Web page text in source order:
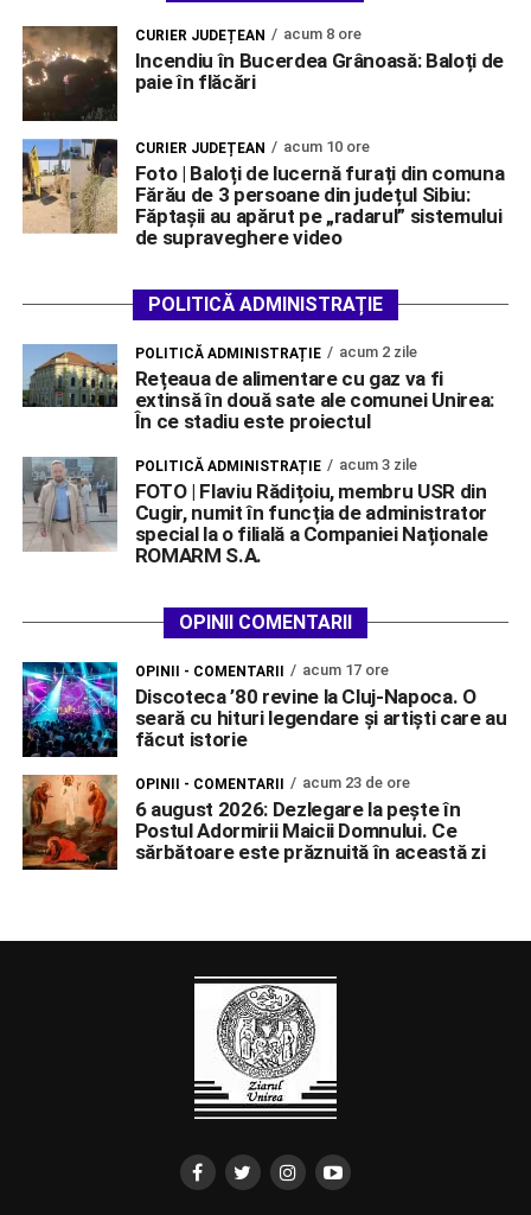
CURIER JUDEȚEAN acum 8 ore
Incendiu în Bucerdea Grânoasă: Baloți de
paie în flăcări
CURIER JUDEȚEAN acum 10 ore
Foto | Baloți de lucernă furați din comuna
Fărău de 3 persoane din județul Sibiu:
Făptașii au apărut pe „radarul” sistemului
de supraveghere video
POLITICĂ ADMINISTRAȚIE
POLITICĂ ADMINISTRAȚIE acum 2 zile
Rețeaua de alimentare cu gaz va fi
extinsă în două sate ale comunei Unirea:
În ce stadiu este proiectul
POLITICĂ ADMINISTRAȚIE acum 3 zile
FOTO | Flaviu Rădițoiu, membru USR din
Cugir, numit în funcția de administrator
special la o filială a Companiei Naționale
ROMARM S.A.
OPINII COMENTARII
OPINII - COMENTARII acum 17 ore
Discoteca ’80 revine la Cluj-Napoca. O
seară cu hituri legendare și artiști care au
făcut istorie
OPINII - COMENTARII acum 23 de ore
6 august 2026: Dezlegare la pește în
Postul Adormirii Maicii Domnului. Ce
sărbătoare este prăznuită în această zi